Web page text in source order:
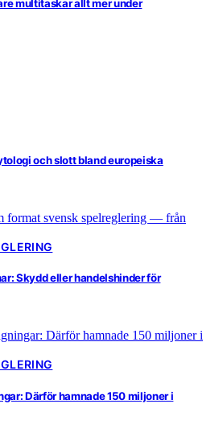
multitaskar allt mer under
och slott bland europeiska
Skydd eller handelshinder för
Därför hamnade 150 miljoner i